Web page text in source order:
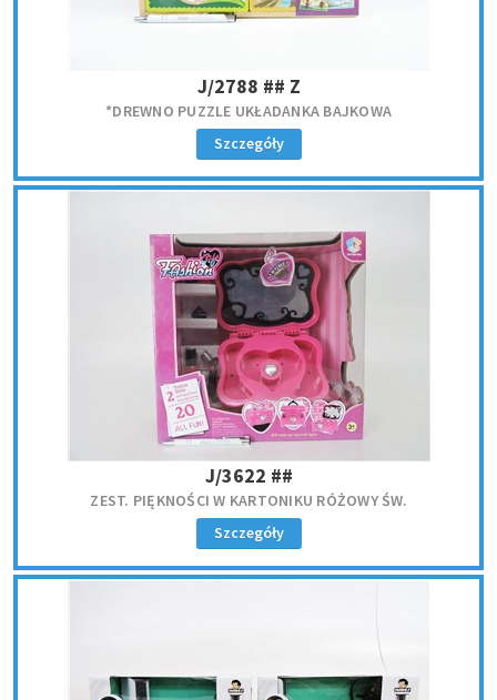
J/2788 ## Z
*DREWNO PUZZLE UKŁADANKA BAJKOWA
Szczegóły
J/3622 ##
ZEST. PIĘKNOŚCI W KARTONIKU RÓŻOWY ŚW.
Szczegóły